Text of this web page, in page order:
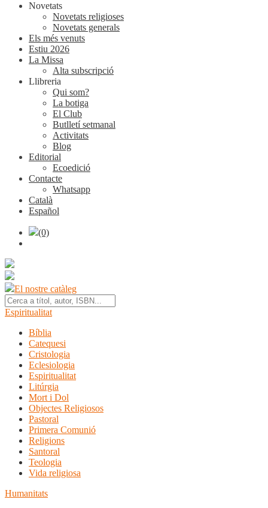
Novetats
Novetats religioses
Novetats generals
Els més venuts
Estiu 2026
La Missa
Alta subscripció
Llibreria
Qui som?
La botiga
El Club
Butlletí setmanal
Activitats
Blog
Editorial
Ecoedició
Contacte
Whatsapp
Català
Español
(0)
El nostre catàleg
Espiritualitat
Bíblia
Catequesi
Cristologia
Eclesiologia
Espiritualitat
Litúrgia
Mort i Dol
Objectes Religiosos
Pastoral
Primera Comunió
Religions
Santoral
Teologia
Vida religiosa
Humanitats